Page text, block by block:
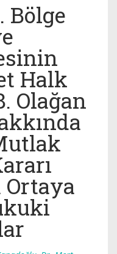
Bölge
Halk
Olağan
Ortaya